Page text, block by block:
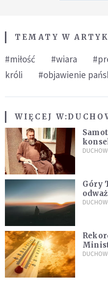
TEMATY W
#miłość #wiara
króli
#objawienie
WIĘCEJ W:
Życie
Góry
po